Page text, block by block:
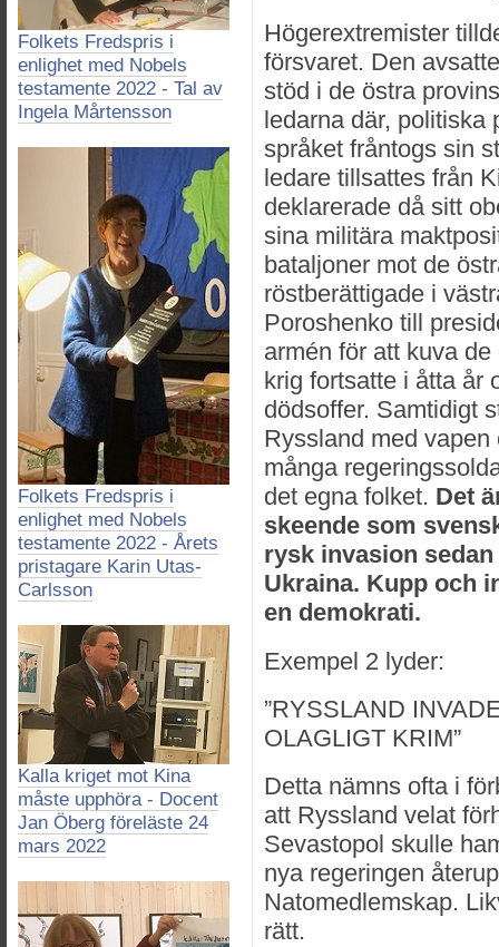
Folkets Fredspris i
enlighet med Nobels
testamente 2022 - Tal av
Ingela Mårtensson
Folkets Fredspris i
enlighet med Nobels
testamente 2022 - Årets
pristagare Karin Utas-
Carlsson
Kalla kriget mot Kina
måste upphöra - Docent
Jan Öberg föreläste 24
mars 2022
Högerextremister
försvaret. Den
stöd i de östra
ledarna där,
språket fråntogs sin
ledare tillsattes från
deklarerade då sitt
sina militära
bataljoner mot de
röstberättigade i
Poroshenko till
armén för att kuva
krig fortsatte i åtta år
dödsoffer. Samtidigt
Ryssland med
många
det egna folket. Det
skeende som
rysk invasion
Ukraina. Kupp och
en demokrati.
Exempel 2 lyder:
”RYSSLAND
OLAGLIGT KRIM”
Detta nämns ofta i
att Ryssland velat
Sevastopol skulle
nya regeringen
Natomedlemskap.
rätt.